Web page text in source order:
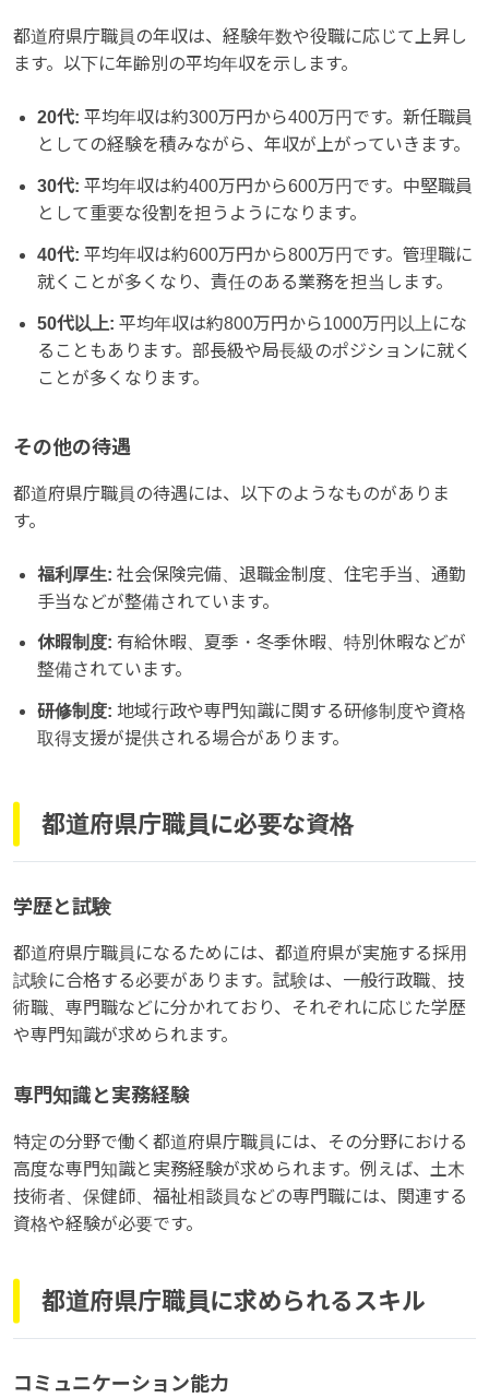
都道府県庁職員の年収は、経験年数や役職に応じて上昇し
ます。以下に年齢別の平均年収を示します。
20代: 平均年収は約300万円から400万円です。新任職員
としての経験を積みながら、年収が上がっていきます。
30代: 平均年収は約400万円から600万円です。中堅職員
として重要な役割を担うようになります。
40代: 平均年収は約600万円から800万円です。管理職に
就くことが多くなり、責任のある業務を担当します。
50代以上: 平均年収は約800万円から1000万円以上にな
ることもあります。部長級や局長級のポジションに就く
ことが多くなります。
その他の待遇
都道府県庁職員の待遇には、以下のようなものがありま
す。
福利厚生: 社会保険完備、退職金制度、住宅手当、通勤
手当などが整備されています。
休暇制度: 有給休暇、夏季・冬季休暇、特別休暇などが
整備されています。
研修制度: 地域行政や専門知識に関する研修制度や資格
取得支援が提供される場合があります。
都道府県庁職員に必要な資格
学歴と試験
都道府県庁職員になるためには、都道府県が実施する採用
試験に合格する必要があります。試験は、一般行政職、技
術職、専門職などに分かれており、それぞれに応じた学歴
や専門知識が求められます。
専門知識と実務経験
特定の分野で働く都道府県庁職員には、その分野における
高度な専門知識と実務経験が求められます。例えば、土木
技術者、保健師、福祉相談員などの専門職には、関連する
資格や経験が必要です。
都道府県庁職員に求められるスキル
コミュニケーション能力